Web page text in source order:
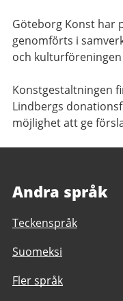
Göteborg Konst har
genomförts i
och kulturföreningen
Konstgestaltningen
Lindbergs
möjlighet att ge
Andra språk
Teckenspråk
Suomeksi
Fler språk